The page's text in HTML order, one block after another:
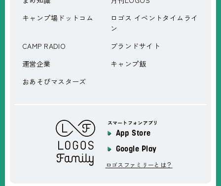
キャンプ場ドットコム
ロゴス イベントタイムライ
ン
CAMP RADIO
ブランドサイト
運営企業
キャンプ飯
おあそびマスターズ
スマートフォンアプリ
App Store
Google Play
ロゴスファミリーとは？